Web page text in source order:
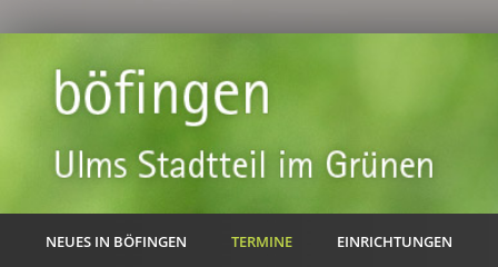
NEUES IN BÖFINGEN TERMINE EINRICHTUNGEN